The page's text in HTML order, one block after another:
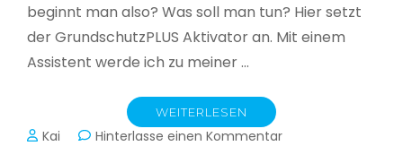
beginnt man also? Was soll man tun? Hier setzt
der GrundschutzPLUS Aktivator an. Mit einem
Assistent werde ich zu meiner …
WEITERLESEN
Kai Hinterlasse einen Kommentarzu